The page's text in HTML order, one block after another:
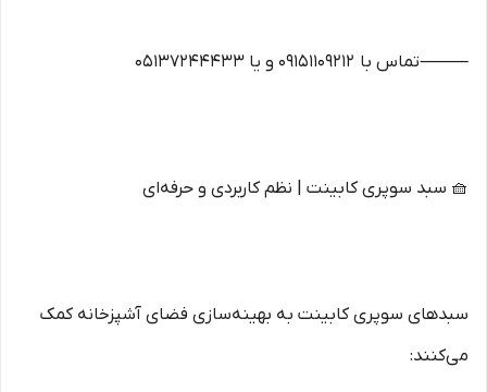
⸻تماس با 09151109212 و یا 05137244433
🧺 سبد سوپری کابینت | نظم کاربردی و حرفه‌ای
سبدهای سوپری کابینت به بهینه‌سازی فضای آشپزخانه کمک
می‌کنند: